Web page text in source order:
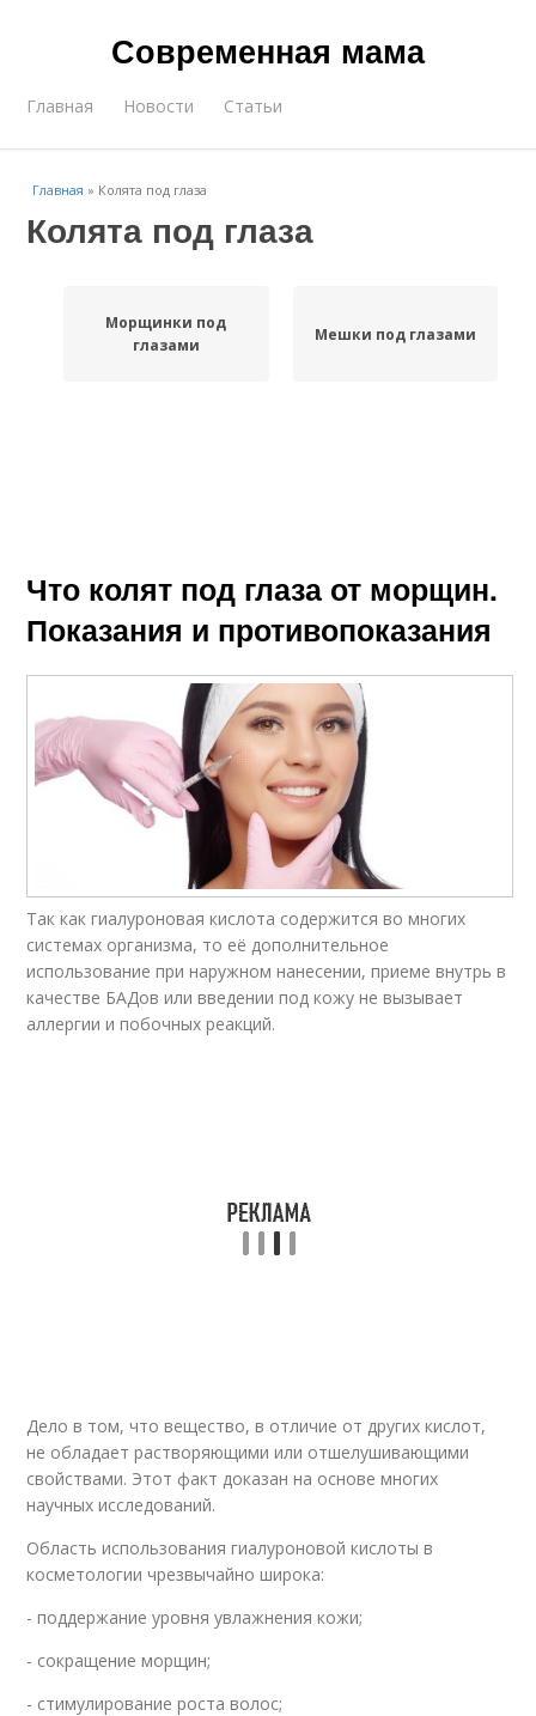
Современная мама
Главная Новости Статьи
Главная » Колята под глаза
Колята под глаза
Морщинки под
глазами
Мешки под глазами
Что колят под глаза от морщин.
Показания и противопоказания
Так как гиалуроновая кислота содержится во многих
системах организма, то её дополнительное
использование при наружном нанесении, приеме внутрь в
качестве БАДов или введении под кожу не вызывает
аллергии и побочных реакций.
Дело в том, что вещество, в отличие от других кислот,
не обладает растворяющими или отшелушивающими
свойствами. Этот факт доказан на основе многих
научных исследований.
Область использования гиалуроновой кислоты в
косметологии чрезвычайно широка:
- поддержание уровня увлажнения кожи;
- сокращение морщин;
- стимулирование роста волос;